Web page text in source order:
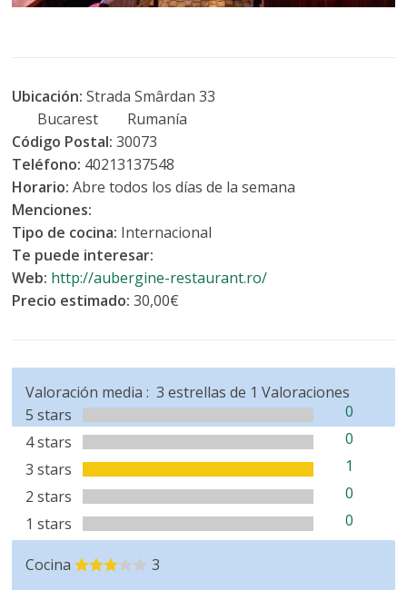
Ubicación:Strada Smârdan 33
Bucarest Rumanía
Código Postal:30073
Teléfono: 40213137548
Horario:Abre todos los días de la semana
Menciones:
Tipo de cocina: Internacional
Te puede interesar:
Web: http://aubergine-restaurant.ro/
Precio estimado:30,00€
Valoración media :
5 stars
0
4 stars
0
3 stars
1
2 stars
0
1 stars
0
3 estrellas de 1 Valoraciones
Cocina 3